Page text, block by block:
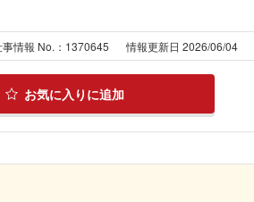
事情報 No.：1370645 情報更新日 2026/06/04
お気に入りに追加